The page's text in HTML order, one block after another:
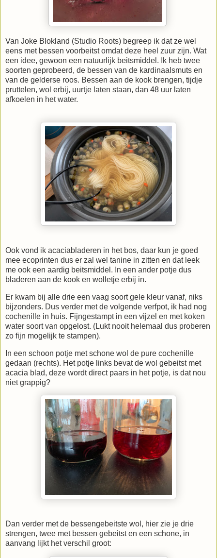
Van Joke Blokland (Studio Roots) begreep ik dat ze wel
eens met bessen voorbeitst omdat deze heel zuur zijn. Wat
een idee, gewoon een natuurlijk beitsmiddel. Ik heb twee
soorten geprobeerd, de bessen van de kardinaalsmuts en
van de gelderse roos. Bessen aan de kook brengen, tijdje
pruttelen, wol erbij, uurtje laten staan, dan 48 uur laten
afkoelen in het water.
Ook vond ik acaciabladeren in het bos, daar kun je goed
mee ecoprinten dus er zal wel tanine in zitten en dat leek
me ook een aardig beitsmiddel. In een ander potje dus
bladeren aan de kook en wolletje erbij in.
Er kwam bij alle drie een vaag soort gele kleur vanaf, niks
bijzonders. Dus verder met de volgende verfpot, ik had nog
cochenille in huis. Fijngestampt in een vijzel en met koken
water soort van opgelost. (Lukt nooit helemaal dus proberen
zo fijn mogelijk te stampen).
In een schoon potje met schone wol de pure cochenille
gedaan (rechts). Het potje links bevat de wol gebeitst met
acacia blad, deze wordt direct paars in het potje, is dat nou
niet grappig?
Dan verder met de bessengebeitste wol, hier zie je drie
strengen, twee met bessen gebeitst en een schone, in
aanvang lijkt het verschil groot: